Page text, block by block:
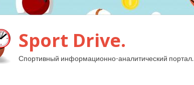
Sport Drive.
Спортивный информационно-аналитический портал.